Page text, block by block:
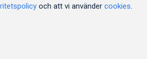
och att vi använder cookies.